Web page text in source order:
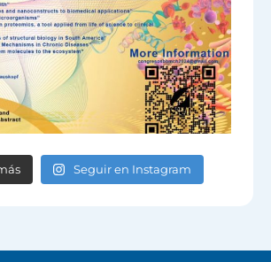
Seguir en Instagram